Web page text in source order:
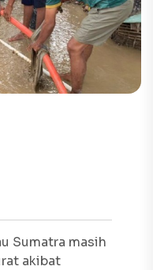
Sumatra masih
akibat